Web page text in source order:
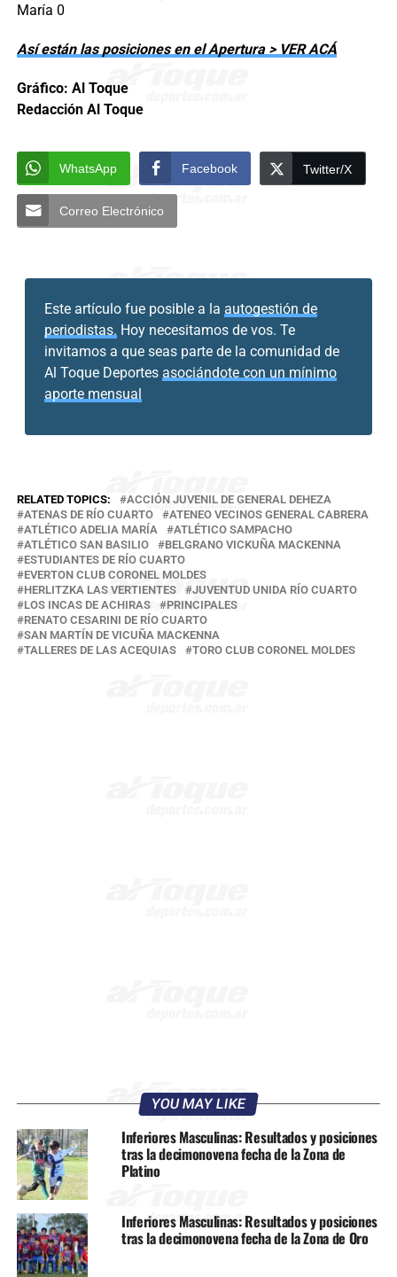
María 0
Así están las posiciones en el Apertura > VER ACÁ
Gráfico: Al Toque
Redacción Al Toque
WhatsApp Facebook Twitter/X
Correo Electrónico
Este artículo fue posible a la autogestión de
periodistas. Hoy necesitamos de vos. Te
invitamos a que seas parte de la comunidad de
Al Toque Deportes asociándote con un mínimo
aporte mensual
RELATED TOPICS:
ACCIÓN JUVENIL DE GENERAL DEHEZA
ATENAS DE RÍO CUARTO
ATENEO VECINOS GENERAL CABRERA
ATLÉTICO ADELIA MARÍA
ATLÉTICO SAMPACHO
ATLÉTICO SAN BASILIO
BELGRANO VICKUÑA MACKENNA
ESTUDIANTES DE RÍO CUARTO
EVERTON CLUB CORONEL MOLDES
HERLITZKA LAS VERTIENTES
JUVENTUD UNIDA RÍO CUARTO
LOS INCAS DE ACHIRAS
PRINCIPALES
RENATO CESARINI DE RÍO CUARTO
SAN MARTÍN DE VICUÑA MACKENNA
TALLERES DE LAS ACEQUIAS
TORO CLUB CORONEL MOLDES
YOU MAY LIKE
Inferiores Masculinas: Resultados y posiciones
tras la decimonovena fecha de la Zona de
Platino
Inferiores Masculinas: Resultados y posiciones
tras la decimonovena fecha de la Zona de Oro